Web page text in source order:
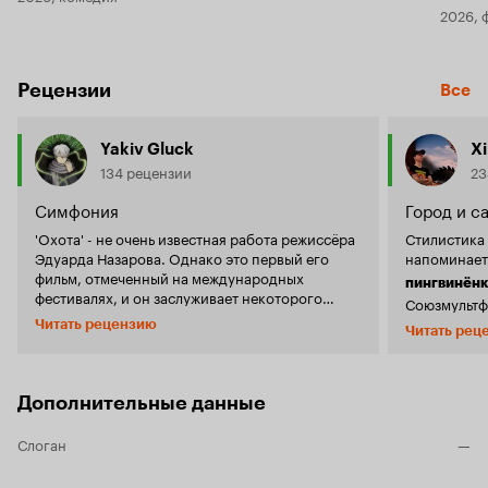
2026,
Рецензии Все
Yakiv Gluck
134 рецензии
Симфония
'Охота' - не очень известная работа режиссёра
Эдуарда Назарова. Однако это первый его
фильм, отмеченный на международных
фестивалях, и он заслуживает некоторого
внимания. Начну с того, что это не тот фильм,
где миролюбивый и добрый Назаров в простой
забавы всей семьёй, и вряд ли ребёнок будет
просить включить его снова и снова. 'Охота' не
поможет вам расслабиться. Возможно поэтому
Читать рецензию
Город и
только
Читать
Дополнительные данные
Слоган —